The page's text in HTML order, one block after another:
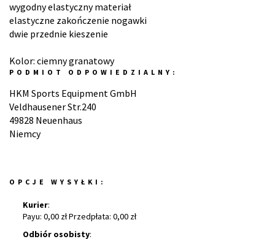
wygodny elastyczny materiał
elastyczne zakończenie nogawki
dwie przednie kieszenie
Kolor: ciemny granatowy
PODMIOT ODPOWIEDZIALNY:
HKM Sports Equipment GmbH
Veldhausener Str.240
49828 Neuenhaus
Niemcy
OPCJE WYSYŁKI:
Kurier:
Payu: 0,00 zł Przedpłata: 0,00 zł
Odbiór osobisty: